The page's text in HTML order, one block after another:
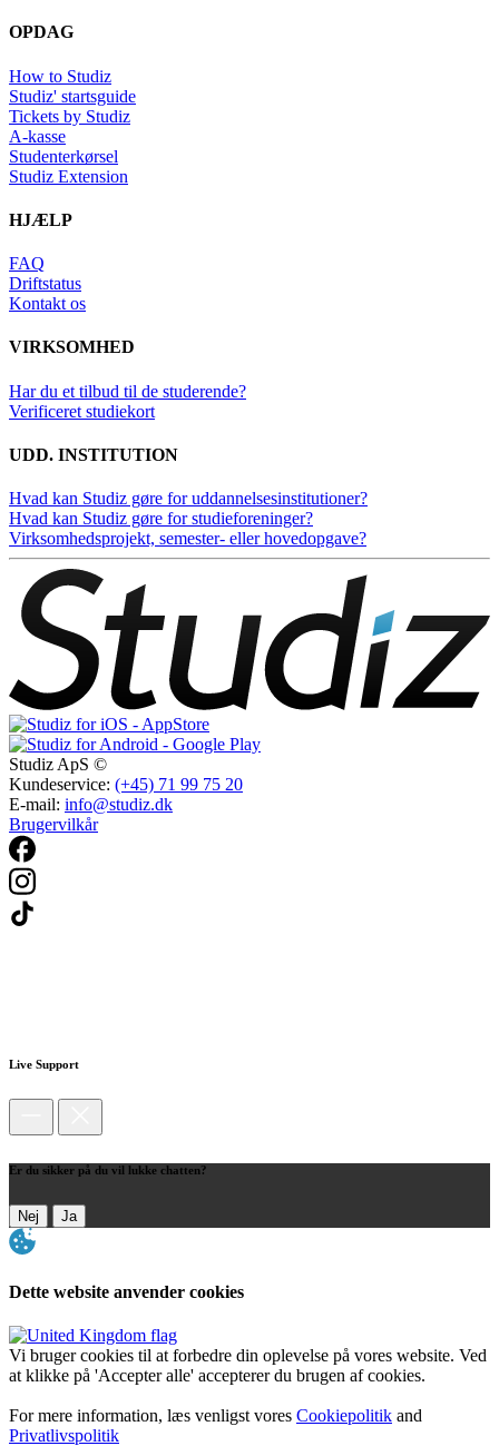
OPDAG
How to Studiz
Studiz' startsguide
Tickets by Studiz
A-kasse
Studenterkørsel
Studiz Extension
HJÆLP
FAQ
Driftstatus
Kontakt os
VIRKSOMHED
Har du et tilbud til de studerende?
Verificeret studiekort
UDD. INSTITUTION
Hvad kan Studiz gøre for uddannelsesinstitutioner?
Hvad kan Studiz gøre for studieforeninger?
Virksomhedsprojekt, semester- eller hovedopgave?
Studiz ApS ©
Kundeservice: (+45) 71 99 75 20
E-mail: info@studiz.dk
Brugervilkår
Live Support
Er du sikker på du vil lukke chatten?
Nej Ja
Dette website anvender cookies
Vi bruger cookies til at forbedre din oplevelse på vores website. Ved
at klikke på 'Accepter alle' accepterer du brugen af cookies.
For mere information, læs venligst vores Cookiepolitik and
Privatlivspolitik